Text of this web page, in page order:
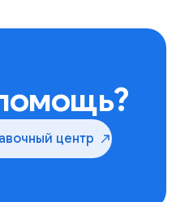
центр